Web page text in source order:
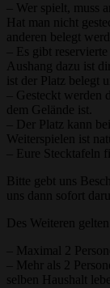
– Wer spielt, muss
Hat man nicht
anderen belegt
– Es gibt
Aushang dazu ist
ist der Platz belegt
– Gesteckt
dem Gelände ist.
– Der Platz kann
Weiterspielen ist
– Eure Stecktafeln
Bitte gebt uns
uns dann sofort
Des Weiteren
– Maximal 2
– Mehr als 2
selben Haushalt